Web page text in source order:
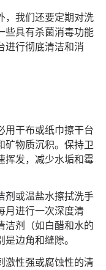
，我们还要定期对洗
些具有杀菌消毒功能
进行彻底清洁和消
用干布或纸巾擦干台
矿物质沉积。保持卫
挥发，减少水垢和霉
剂或温盐水擦拭洗手
月进行一次深度清
洁剂（如白醋和水的
边角和缝隙。
激性强或腐蚀性的清